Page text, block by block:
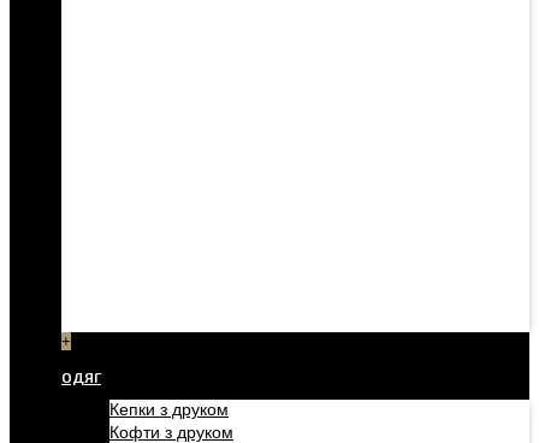
+
ОДЯГ
Кепки з друком
Кофти з друком